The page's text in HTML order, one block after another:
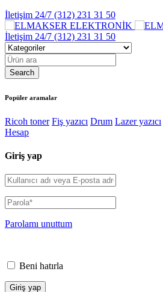
İletişim 24/7 (312) 231 31 50
İletişim 24/7 (312) 231 31 50
Popüler aramalar
Ricoh toner Fiş yazıcı Drum Lazer yazıcı
Hesap
Giriş yap
Parolamı unuttum
Beni hatırla